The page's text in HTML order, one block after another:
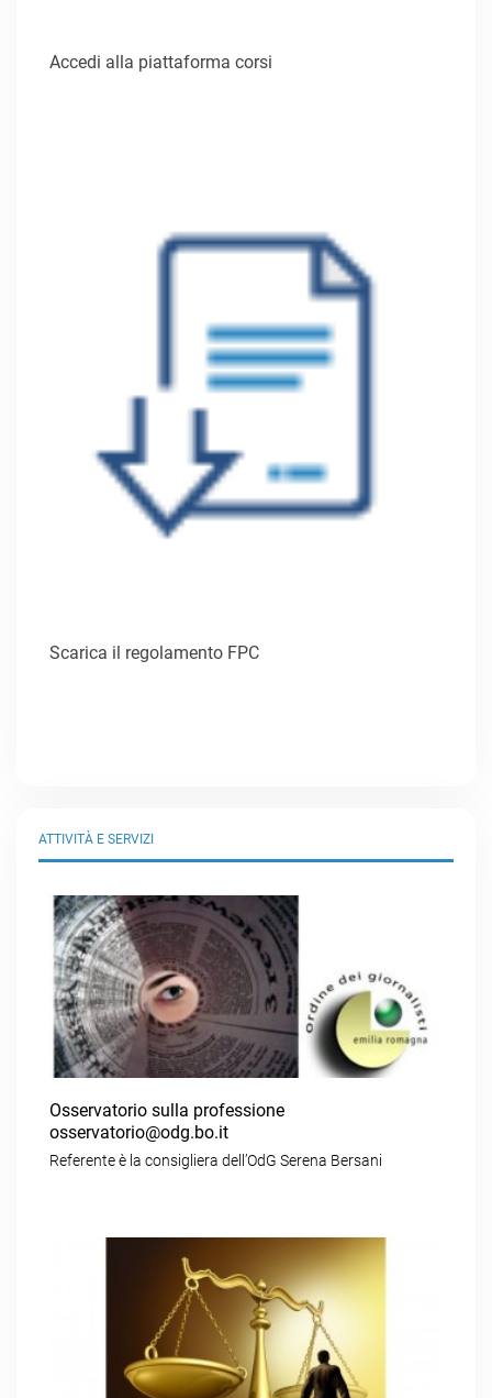
Accedi alla piattaforma corsi
Scarica il regolamento FPC
ATTIVITÀ E SERVIZI
Osservatorio sulla professione
osservatorio@odg.bo.it
Referente è la consigliera dell’OdG Serena Bersani